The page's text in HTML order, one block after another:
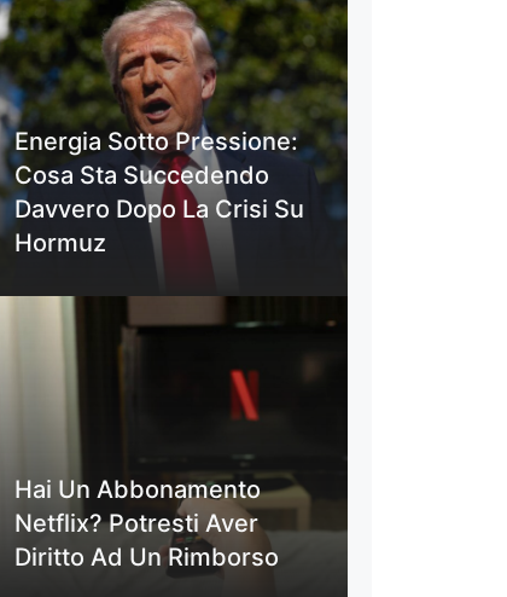
Energia Sotto Pressione:
Cosa Sta Succedendo
Davvero Dopo La Crisi Su
Hormuz
Hai Un Abbonamento
Netflix? Potresti Aver
Diritto Ad Un Rimborso